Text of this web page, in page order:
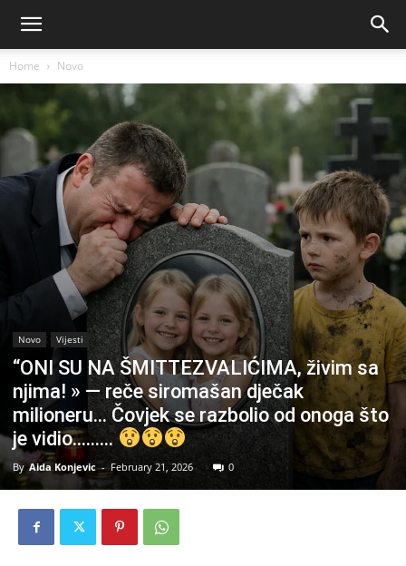
Home Novo
Novo Vijesti
“ONI SU NA ŠMITTEZVALIĆIMA, živim sa
njima! » — reče siromašan dječak
milioneru… Čovjek se razbolio od onoga što
je vidio………
By Aida Konjevic - February 21, 2026 0